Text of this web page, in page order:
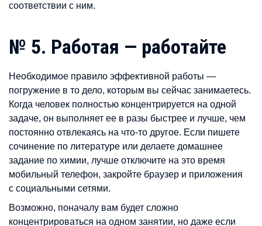
соответствии с ним.
№ 5. Работая — работайте
Необходимое правило эффективной работы —
погружение в то дело, которым вы сейчас занимаетесь.
Когда человек полностью концентрируется на одной
задаче, он выполняет ее в разы быстрее и лучше, чем
постоянно отвлекаясь на что-то другое. Если пишете
сочинение по литературе или делаете домашнее
задание по химии, лучше отключите на это время
мобильный телефон, закройте браузер и приложения
с социальными сетями.
Возможно, поначалу вам будет сложно
концентрироваться на одном занятии, но даже если